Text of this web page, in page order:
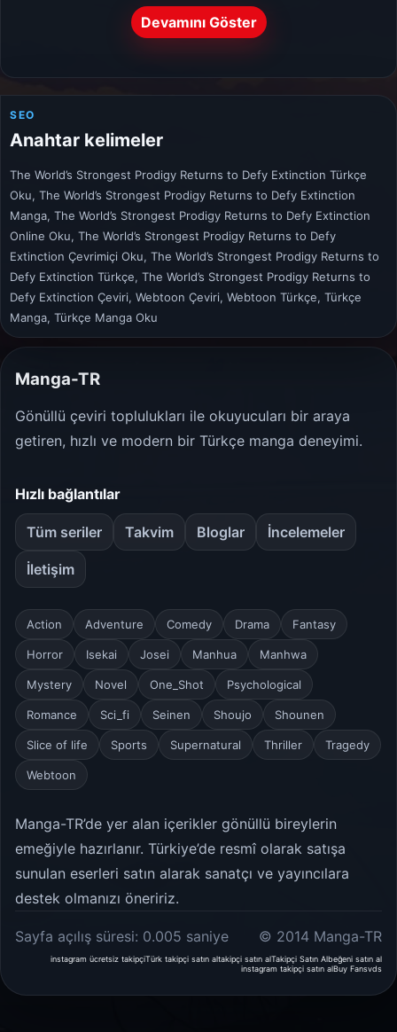
Devamını Göster
SEO
Anahtar kelimeler
The World’s Strongest Prodigy Returns to Defy Extinction Türkçe
Oku, The World’s Strongest Prodigy Returns to Defy Extinction
Manga, The World’s Strongest Prodigy Returns to Defy Extinction
Online Oku, The World’s Strongest Prodigy Returns to Defy
Extinction Çevrimiçi Oku, The World’s Strongest Prodigy Returns to
Defy Extinction Türkçe, The World’s Strongest Prodigy Returns to
Defy Extinction Çeviri, Webtoon Çeviri, Webtoon Türkçe, Türkçe
Manga, Türkçe Manga Oku
Manga-TR
Gönüllü çeviri toplulukları ile okuyucuları bir araya
getiren, hızlı ve modern bir Türkçe manga deneyimi.
Hızlı bağlantılar
Tüm seriler Takvim Bloglar İncelemeler
İletişim
Action Adventure Comedy Drama Fantasy
Horror Isekai Josei Manhua Manhwa
Mystery Novel One_Shot Psychological
Romance Sci_fi Seinen Shoujo Shounen
Slice of life Sports Supernatural Thriller Tragedy
Webtoon
Manga-TR’de yer alan içerikler gönüllü bireylerin
emeğiyle hazırlanır. Türkiye’de resmî olarak satışa
sunulan eserleri satın alarak sanatçı ve yayıncılara
destek olmanızı öneririz.
Sayfa açılış süresi: 0.005 saniye © 2014 Manga-TR
instagram ücretsiz takipçiTürk takipçi satın altakipçi satın alTakipçi Satın Albeğeni satın al
instagram takipçi satın alBuy Fansvds